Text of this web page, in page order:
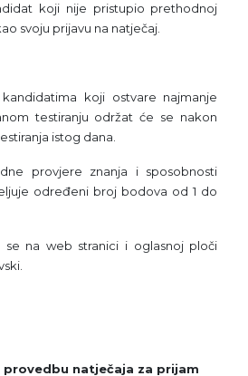
koji nije pristupio prethodnoj
svoju prijavu na natječaj.
koji ostvare najmanje
testiranju održat će se nakon
istog dana.
provjere znanja i sposobnosti
određeni broj bodova od 1 do
se na web stranici i oglasnoj ploči
provedbu natječaja za prijam